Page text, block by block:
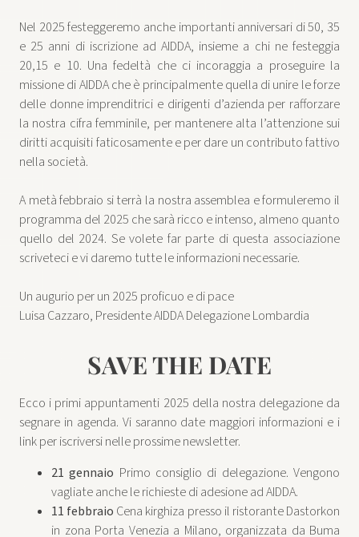
Nel 2025 festeggeremo anche importanti anniversari di 50, 35
e 25 anni di iscrizione ad AIDDA, insieme a chi ne festeggia
20,15 e 10. Una fedeltà che ci incoraggia a proseguire la
missione di AIDDA che è principalmente quella di unire le forze
delle donne imprenditrici e dirigenti d’azienda per rafforzare
la nostra cifra femminile, per mantenere alta l’attenzione sui
diritti acquisiti faticosamente e per dare un contributo fattivo
nella società.
A metà febbraio si terrà la nostra assemblea e formuleremo il
programma del 2025 che sarà ricco e intenso, almeno quanto
quello del 2024. Se volete far parte di questa associazione
scriveteci e vi daremo tutte le informazioni necessarie.
Un augurio per un 2025 proficuo e di pace
Luisa Cazzaro, Presidente AIDDA Delegazione Lombardia
SAVE THE DATE
Ecco i primi appuntamenti 2025 della nostra delegazione da
segnare in agenda. Vi saranno date maggiori informazioni e i
link per iscriversi nelle prossime newsletter.
21 gennaio Primo consiglio di delegazione. Vengono
vagliate anche le richieste di adesione ad AIDDA.
11 febbraio Cena kirghiza presso il ristorante Dastorkon
in zona Porta Venezia a Milano, organizzata da Buma